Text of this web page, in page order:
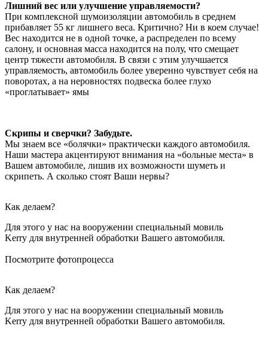
Лишний вес или улучшение управляемости?
При комплексной шумоизоляции автомобиль в среднем
прибавляет 55 кг лишнего веса. Критично? Ни в коем случае!
Вес находится не в одной точке, а распределен по всему
салону, и основная масса находится на полу, что смещает
центр тяжести автомобиля. В связи с этим улучшается
управляемость, автомобиль более уверенно чувствует себя на
поворотах, а на неровностях подвеска более глухо
«проглатывает» ямы
Скрипы и сверчки? Забудьте.
Мы знаем все «болячки» практически каждого автомобиля.
Наши мастера акцентируют внимания на «больные места» в
Вашем автомобиле, лишив их возможности шуметь и
скрипеть. А сколько стоят Ваши нервы?
Как делаем?
Для этого у нас на вооружении специальный мовиль
Kerry для внутренней обработки Вашего автомобиля.
Посмотрите фотопроцесса
Как делаем?
Для этого у нас на вооружении специальный мовиль
Kerry для внутренней обработки Вашего автомобиля.